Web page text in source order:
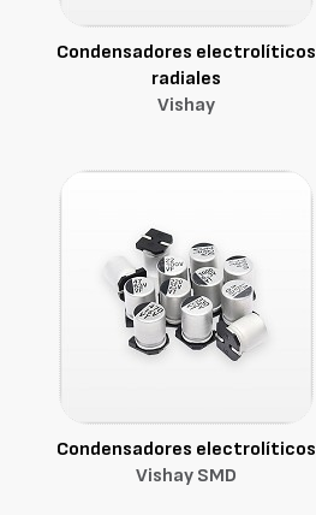
Condensadores electrolíticos
radiales
Vishay
Condensadores electrolíticos
Vishay SMD